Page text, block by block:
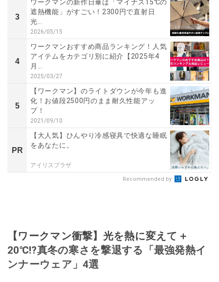
3
ワークマンの新作日傘は「マイナス15℃の
遮熱機能」がすごい！2300円で直射日
光...
2026/05/15
4
ワークマンおすすめ商品ランキング！人気
アイテムをカテゴリ別に紹介【2025年4
月...
2025/03/27
5
【ワークマン】のライトダウンが今年も進
化！お値段2500円のまま耐久性能アッ
プ！
2021/09/10
PR
【大人気】ひんやり冷感寝具で快適な睡眠
をあなたに。
アイリスプラザ
Recommended by
【ワークマン衝撃】光を熱に変えて＋
20℃!?真冬の寒さを撃退する「最強発熱イ
ンナーウェア」4選